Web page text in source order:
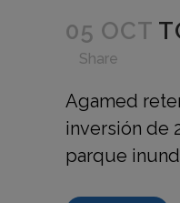
05 OCT
Share
Agamed
inversión de
parque